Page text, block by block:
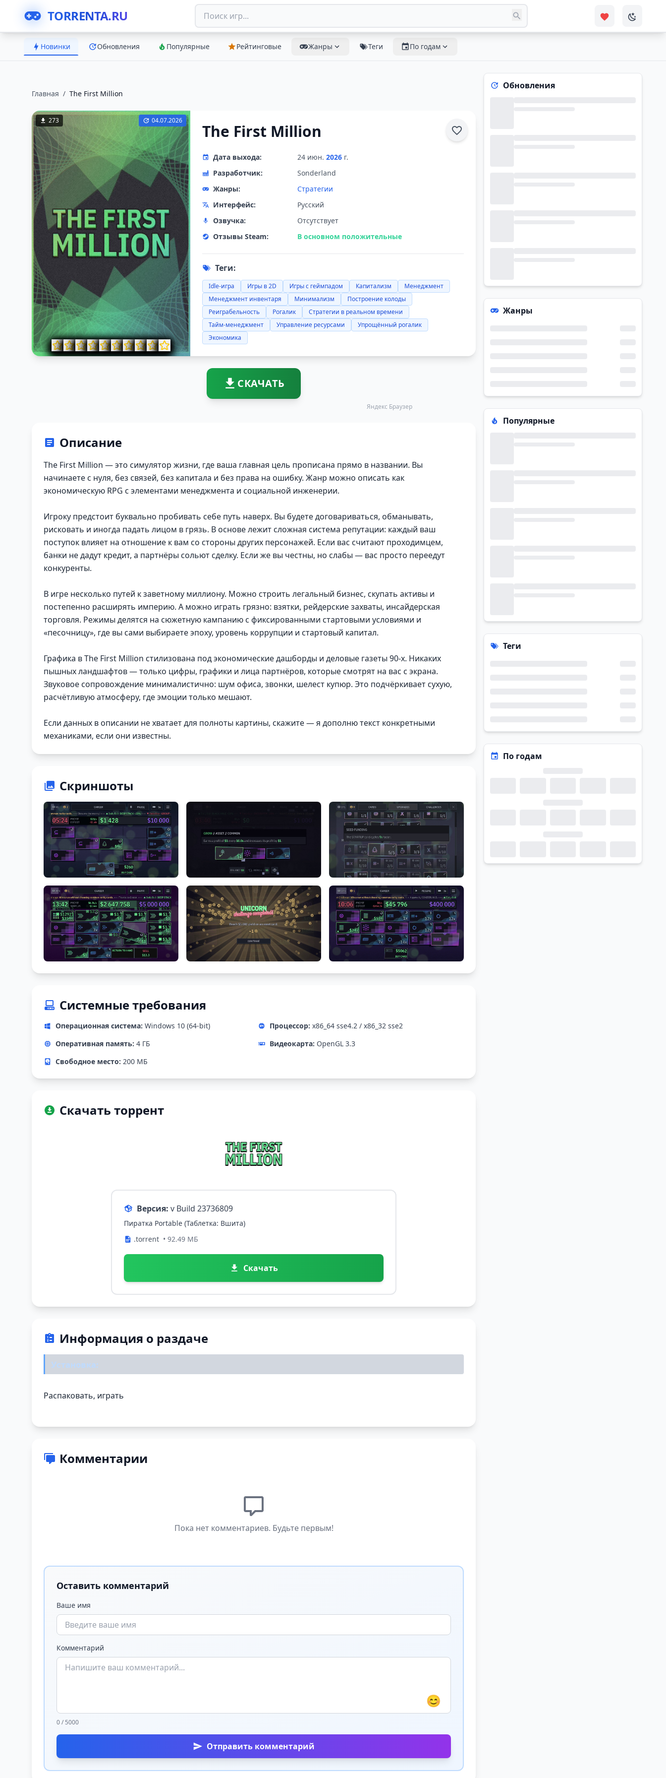
TORRENTA.RU
Новинки Обновления Популярные Рейтинговые Жанры Теги По годам
Главная / The First Million
273 04.07.2026
The First Million
Дата выхода: 24 июн. 2026 г.
Разработчик:
Sonderland
Жанры:
Стратегии
Интерфейс:
Русский
Озвучка:
Отсутствует
Отзывы Steam:
В основном положительные
Теги:
Idle-игра Игры в 2D Игры с геймпадом Капитализм
Менеджмент
Менеджмент инвентаря
Минимализм
Построение колоды
Реиграбельность
Рогалик
Стратегии в реальном времени
Тайм-менеджмент
Управление ресурсами
Упрощённый рогалик
Экономика
СКАЧАТЬ
Яндекс Браузер
Описание
The First Million — это симулятор жизни, где ваша главная цель прописана прямо в названии. Вы
начинаете с нуля, без связей, без капитала и без права на ошибку. Жанр можно описать как
экономическую RPG с элементами менеджмента и социальной инженерии.
Игроку предстоит буквально пробивать себе путь наверх. Вы будете договариваться, обманывать,
рисковать и иногда падать лицом в грязь. В основе лежит сложная система репутации: каждый ваш
поступок влияет на отношение к вам со стороны других персонажей. Если вас считают проходимцем,
банки не дадут кредит, а партнёры сольют сделку. Если же вы честны, но слабы — вас просто переедут
конкуренты.
В игре несколько путей к заветному миллиону. Можно строить легальный бизнес, скупать активы и
постепенно расширять империю. А можно играть грязно: взятки, рейдерские захваты, инсайдерская
торговля. Режимы делятся на сюжетную кампанию с фиксированными стартовыми условиями и
«песочницу», где вы сами выбираете эпоху, уровень коррупции и стартовый капитал.
Графика в The First Million стилизована под экономические дашборды и деловые газеты 90-х. Никаких
пышных ландшафтов — только цифры, графики и лица партнёров, которые смотрят на вас с экрана.
Звуковое сопровождение минималистично: шум офиса, звонки, шелест купюр. Это подчёркивает сухую,
расчётливую атмосферу, где эмоции только мешают.
Если данных в описании не хватает для полноты картины, скажите — я дополню текст конкретными
механиками, если они известны.
Скриншоты
Системные требования
Операционная система: Windows 10 (64-bit) Процессор: x86_64 sse4.2 / x86_32 sse2
Оперативная память: 4 ГБ Видеокарта: OpenGL 3.3
Свободное место: 200 МБ
Скачать торрент
Версия: v Build 23736809
Пиратка Portable (Таблетка: Вшита)
.torrent • 92.49 МБ
Скачать
Информация о раздаче
Установка:
Распаковать, играть
Комментарии
Пока нет комментариев. Будьте первым!
Оставить комментарий
Ваше имя
Комментарий
😊
0 / 5000
Отправить комментарий
Обновления
Жанры
Популярные
Теги
По годам